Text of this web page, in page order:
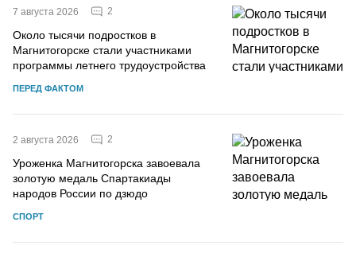
7 августа 2026 2
Около тысячи подростков в
Магнитогорске стали участниками
программы летнего трудоустройства
ПЕРЕД ФАКТОМ
2 августа 2026 2
Уроженка Магнитогорска завоевала
золотую медаль Спартакиады
народов России по дзюдо
СПОРТ